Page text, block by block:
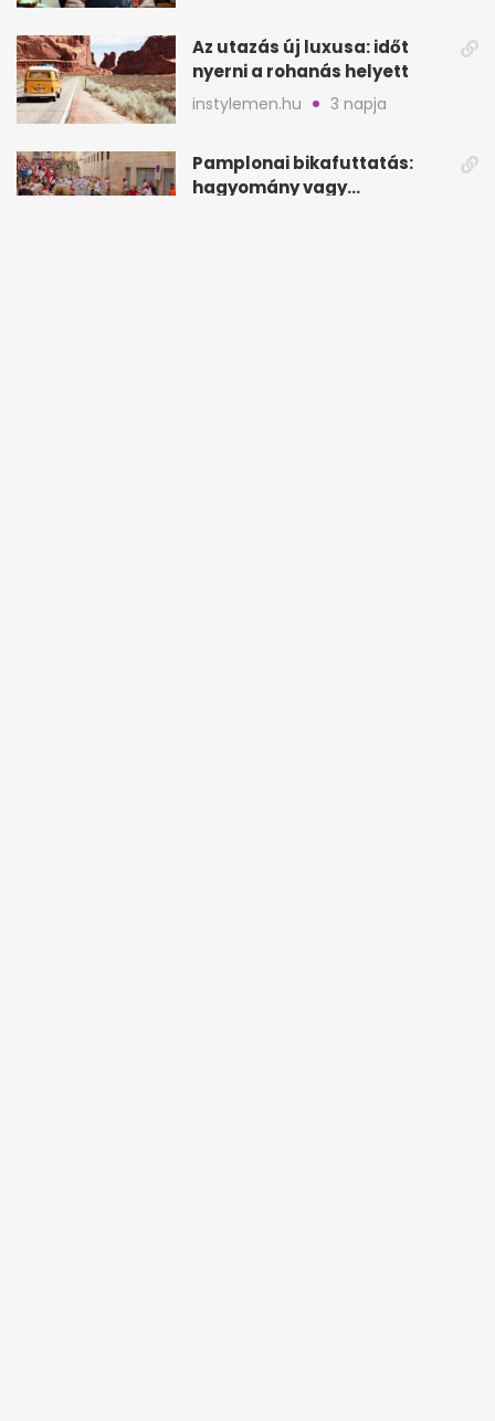
Az utazás új luxusa: időt
nyerni a rohanás helyett
instylemen.hu 3 napja
Pamplonai bikafuttatás:
hagyomány vagy